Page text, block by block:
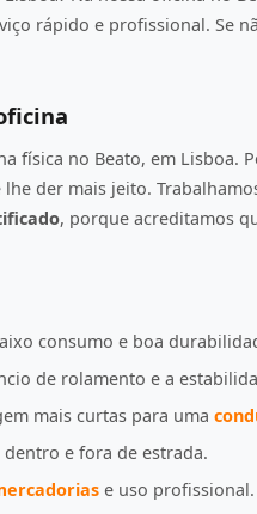
rápido e profissional. Se
física no Beato, em Lisboa.
der mais jeito.
, porque acreditamos
consumo e boa
de rolamento e a
mais curtas para uma
dentro e fora de estrada.
e uso profissional.